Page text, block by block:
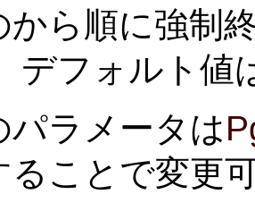
から順に強制
デフォルト値
パラメータは
ることで変更